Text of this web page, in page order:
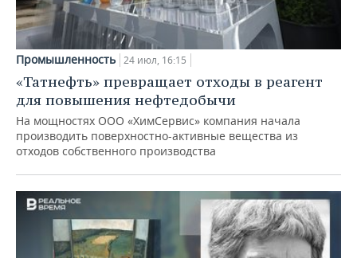
Промышленность 24 июл, 16:15
«Татнефть» превращает отходы в реагент
для повышения нефтедобычи
На мощностях ООО «ХимСервис» компания начала
производить поверхностно-активные вещества из
отходов собственного производства